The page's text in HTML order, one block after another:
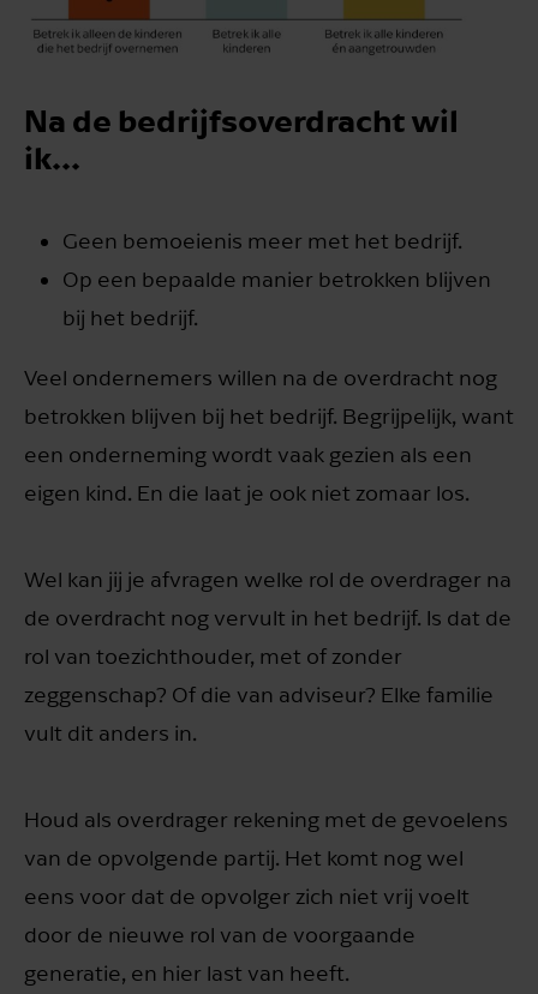
Na de bedrijfsoverdracht wil
ik...
Geen bemoeienis meer met het bedrijf.
Op een bepaalde manier betrokken blijven
bij het bedrijf.
Veel ondernemers willen na de overdracht nog
betrokken blijven bij het bedrijf. Begrijpelijk, want
een onderneming wordt vaak gezien als een
eigen kind. En die laat je ook niet zomaar los.
Wel kan jij je afvragen welke rol de overdrager na
de overdracht nog vervult in het bedrijf. Is dat de
rol van toezichthouder, met of zonder
zeggenschap? Of die van adviseur? Elke familie
vult dit anders in.
Houd als overdrager rekening met de gevoelens
van de opvolgende partij. Het komt nog wel
eens voor dat de opvolger zich niet vrij voelt
door de nieuwe rol van de voorgaande
generatie, en hier last van heeft.